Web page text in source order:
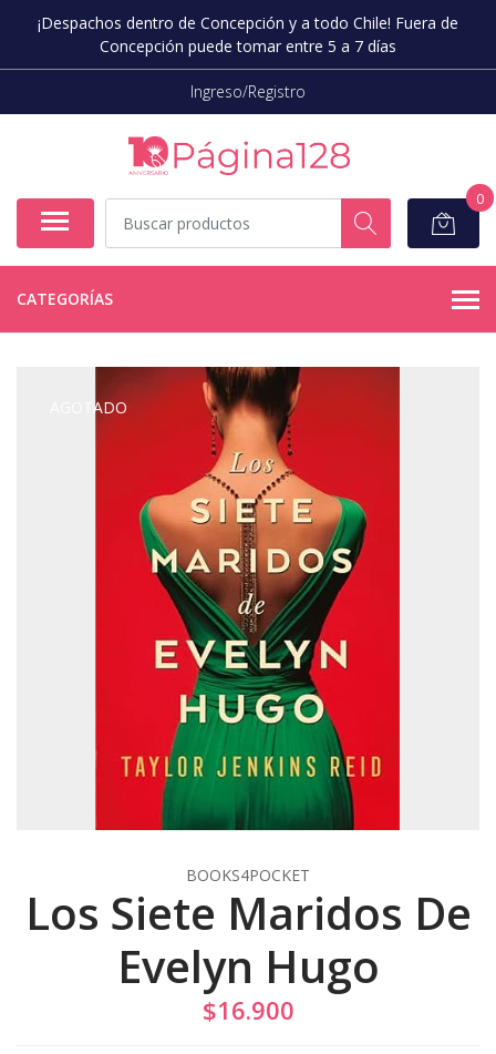
¡Despachos dentro de Concepción y a todo Chile! Fuera de
Concepción puede tomar entre 5 a 7 días
Ingreso/Registro
0
CATEGORÍAS
AGOTADO
BOOKS4POCKET
Los Siete Maridos De
Evelyn Hugo
$16.900